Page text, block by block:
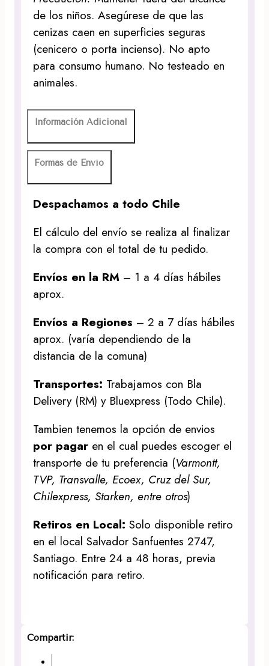
de los niños. Asegúrese de que las
cenizas caen en superficies seguras
(cenicero o porta incienso). No apto
para consumo humano. No testeado en
animales.
Información Adicional
Formas de Envío
Despachamos a todo Chile
El cálculo del envío se realiza al finalizar
la compra con el total de tu pedido.
Envíos en la RM – 1 a 4 días hábiles
aprox.
Envíos a Regiones – 2 a 7 días hábiles
aprox. (varía dependiendo de la
distancia de la comuna)
Transportes: Trabajamos con Bla
Delivery (RM) y Bluexpress (Todo Chile).
Tambien tenemos la opción de envios
por pagar en el cual puedes escoger el
transporte de tu preferencia (Varmontt,
TVP, Transvalle, Ecoex, Cruz del Sur,
Chilexpress, Starken, entre otros)
Retiros en Local:Solo disponible retiro
en el local Salvador Sanfuentes 2747,
Santiago. Entre 24 a 48 horas, previa
notificación para retiro.
Compartir: